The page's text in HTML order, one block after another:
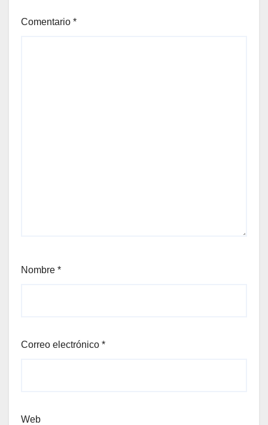
Comentario *
Nombre *
Correo electrónico *
Web